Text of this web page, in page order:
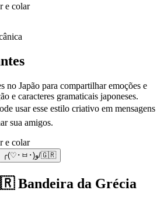
e colar
no Japão para compartilhar emoções e
e caracteres gramaticais japoneses.
usar esse estilo criativo em mensagens
sua amigos.
e colar
╭(♡･ㅂ･)و/🇬🇷
Bandeira da Grécia